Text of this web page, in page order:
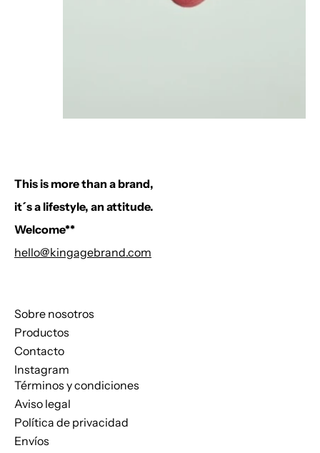
This is more than a brand,
it´s a lifestyle, an attitude.
Welcome**
hello@kingagebrand.com
Sobre nosotros
Productos
Contacto
Instagram
Términos y condiciones
Aviso legal
Política de privacidad
Envíos